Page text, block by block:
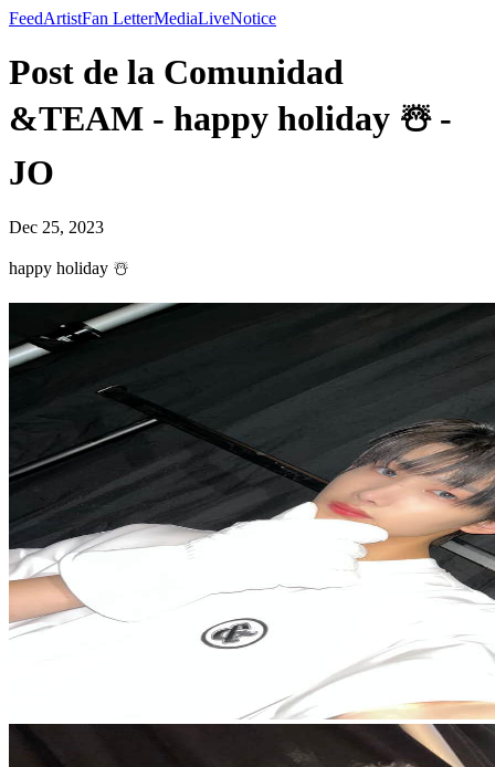
FeedArtistFan LetterMediaLiveNotice
Post de la Comunidad
&TEAM - happy holiday ☃️ -
JO
Dec 25, 2023
happy holiday ☃️